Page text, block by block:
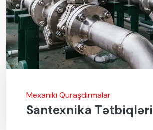
Mexaniki Quraşdırmalar
Santexnika Tətbiqləri